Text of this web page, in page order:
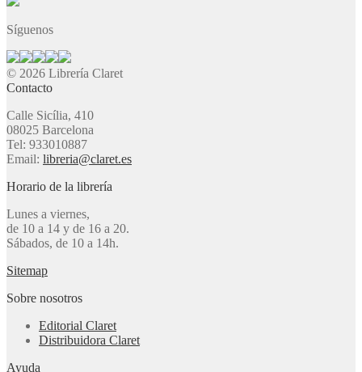
Síguenos
© 2026 Librería Claret
Contacto
Calle Sicília, 410
08025 Barcelona
Tel: 933010887
Email: libreria@claret.es
Horario de la librería
Lunes a viernes,
de 10 a 14 y de 16 a 20.
Sábados, de 10 a 14h.
Sitemap
Sobre nosotros
Editorial Claret
Distribuidora Claret
Ayuda